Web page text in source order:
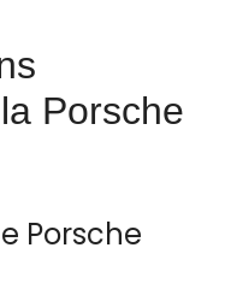
Porsche
Porsche